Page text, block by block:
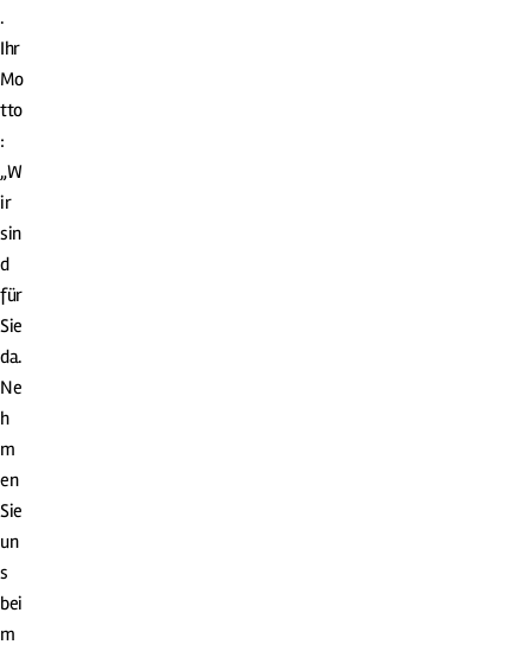
.
Ihr
Mo
tto
:
„W
ir
sin
d
für
Sie
da.
Ne
h
m
en
Sie
un
s
bei
m